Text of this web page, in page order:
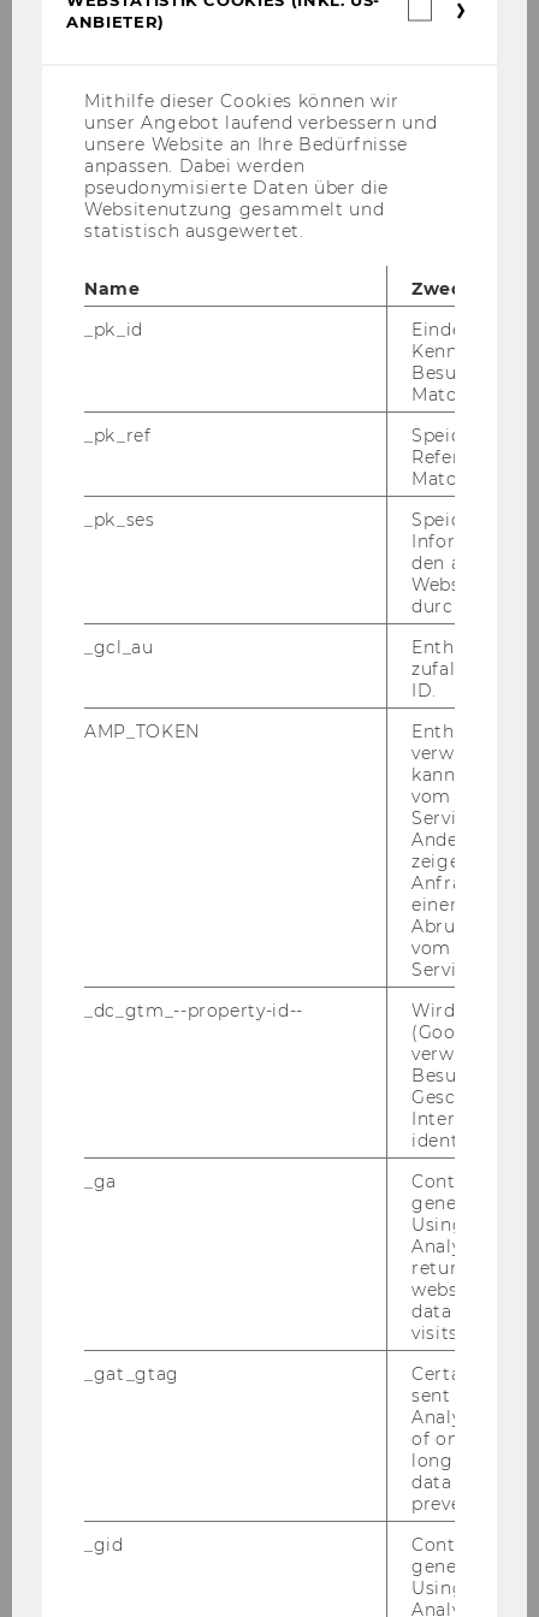
Einladung zum Online-Infoabend des
Masterstudiums Wirtschaftspädagogik
Liebe Stu­di­en­in­ter­es­sier­te, wir laden Sie herz­
lich zum In­fo­abend des Mas­ter­pro­gramms
Wirt­schafts­päd­ago­gik an der WU am 2. Mai
2023 um 17:00 Uhr ein. Die Ver­an­stal­tung fin­
det über ZOOM statt. Bei…
Rainer Baier: Short Term Teaching
Universiti Malaya – Kuala Lumpur –
Malaysien (Erasmus Plus)
Rai­ner Baier er­zählt von sei­nen Er­fah­run­gen im
Rah­men des Leh­ren­den­aus­tau­sches an der
Ma­la­ya Uni­ver­si­ty: Ich durf­te im Mai für eine
Woche an der Uni­ver­si­ti Ma­la­ya un­ter­rich­ten.
ANBIETER)
Mithilfe dieser Cookies können wir
unser Angebot laufend verbessern und
unsere Website an Ihre Bedürfnisse
anpassen. Dabei werden
pseudonymisierte Daten über die
Websitenutzung gesammelt und
statistisch ausgewertet.
Name
Zweck
_pk_id
Eindeutige
Besuchers
Matomo.
_pk_ref
Speicherung
Referrers
Matomo.
_pk_ses
Speicherung
den aktuellen
durch
_gcl_au
Enthält eine
ID.
AMP_TOKEN
Enthält ein
verwendet
kann, um
vom AMP-
Service
Andere
zeigen Opt-
Anfrage im
einen Fehler
Abrufen
vom AMP
Service an.
_dc_gtm_--property-id--
Wird von
(Google Tag
verwendet,
Besucher
Geschlecht
Interessen zu
identifizieren.
_ga
Contains a
generated
Using this
Analytics can
returning
website and
data from
visits.
_gat_gtag
Certain data
sent to
Analytics a
of once per
long as it is
data
prevented.
_gid
Contains a
generated
Using this
Analytics can